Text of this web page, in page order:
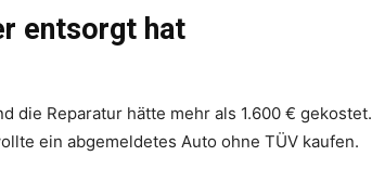
entsorgt hat
die Reparatur hätte mehr als 1.600 € gekostet.
ein abgemeldetes Auto ohne TÜV kaufen.